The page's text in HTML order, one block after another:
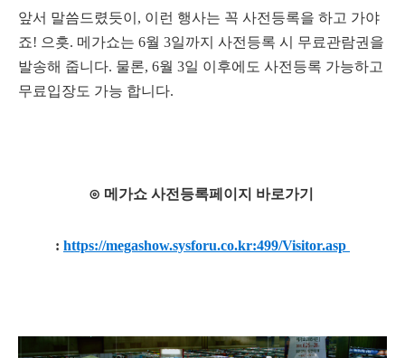
앞서 말씀드렸듯이, 이런 행사는 꼭 사전등록을 하고 가야
죠! 으흣. 메가쇼는 6월 3일까지 사전등록 시 무료관람권을
발송해 줍니다. 물론, 6월 3일 이후에도 사전등록 가능하고
무료입장도 가능 합니다.
⊙ 메가쇼 사전등록페이지 바로가기
: https://megashow.sysforu.co.kr:499/Visitor.asp